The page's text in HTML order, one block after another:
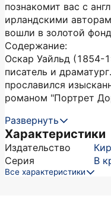
познакомит вас с
ирландскими
вошли в золотой
Содержание:
Оскар Уайльд (1854-
писатель и
прославился
романом "Портрет
Развернуть
Характеристики
Издательство
Серия
В
Все характеристики